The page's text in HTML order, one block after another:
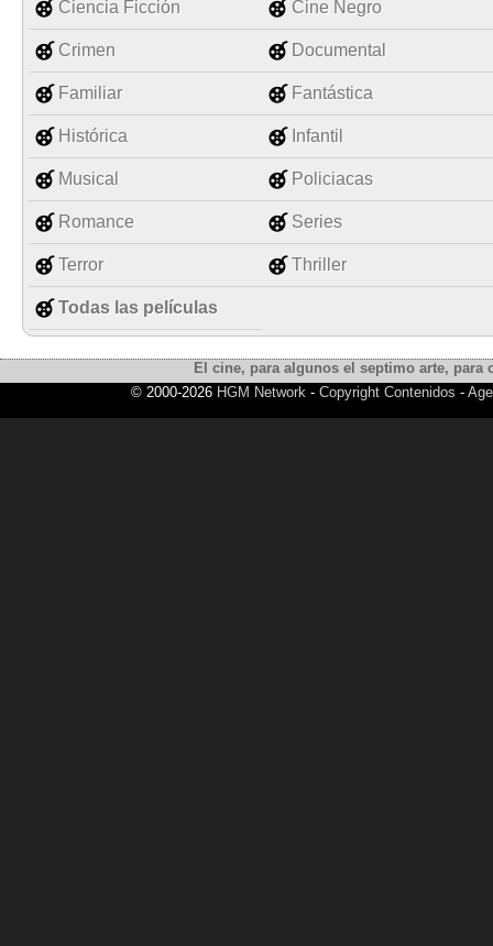
Ciencia Ficción Cine Negro
Crimen Documental
Familiar Fantástica
Histórica Infantil
Musical Policiacas
Romance Series
Terror Thriller
Todas las películas
El cine, para algunos el septimo arte,
© 2000-2026 HGM Network- Copyright Contenidos -